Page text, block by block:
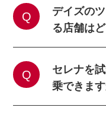
デイズの
る店舗は
セレナを
乗できま